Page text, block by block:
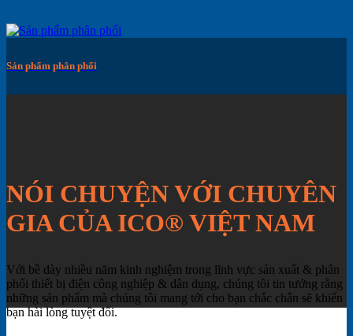
Sản phẩm phân phối
NÓI CHUYỆN VỚI CHUYÊN
GIA CỦA ICO® VIỆT NAM
Với bề dày nhiều năm kinh nghiệm trong lĩnh vực sản xuất & phân
phối thiết bị điện công nghiệp & dân dụng, chúng tôi tin tưởng rằng
những sản phẩm mà chúng tôi mang tới cho bạn chắc chắn sẽ khiến
bạn hài lòng tuyệt đối.